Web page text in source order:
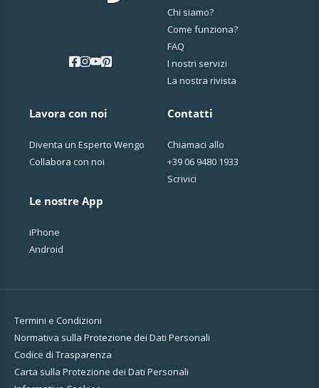
Chi siamo?
Come funziona?
FAQ
I nostri servizi
La nostra rivista
Lavora con noi
Diventa un Esperto Wengo
Collabora con noi
Le nostre App
iPhone
Android
Contatti
Chiamaci allo
+39 06 9480 1933
Scrivici
Termini e Condizioni
Normativa sulla Protezione dei Dati Personali
Codice di Trasparenza
Carta sulla Protezione dei Dati Personali